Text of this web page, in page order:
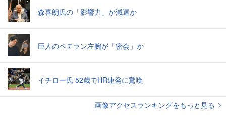
森喜朗氏の「影響力」が減退か
巨人のベテラン左腕が「密会」か
イチロー氏 52歳でHR連発に驚嘆
画像アクセスランキングをもっと見る